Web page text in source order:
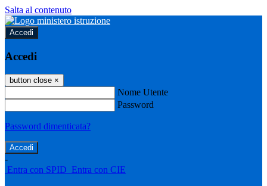
Salta al contenuto
Accedi
Accedi
button close ×
Nome Utente
Password
Password dimenticata?
-
Entra con SPID Entra con CIE